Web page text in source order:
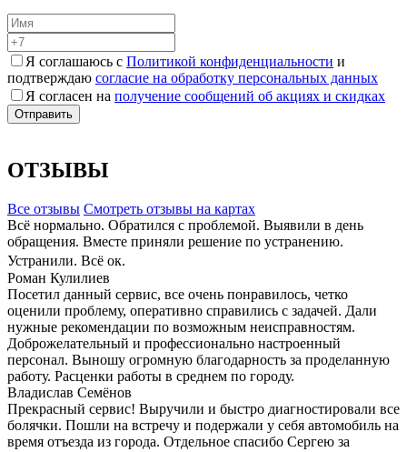
Я соглашаюсь с Политикой конфиденциальности и
подтверждаю согласие на обработку персональных данных
Я согласен на получение сообщений об акциях и скидках
ОТЗЫВЫ
Все отзывы Cмотреть отзывы на картах
Всё нормально. Обратился с проблемой. Выявили в день
обращения. Вместе приняли решение по устранению.
Устранили. Всё ок.
Роман Кулилиев
Посетил данный сервис, все очень понравилось, четко
оценили проблему, оперативно справились с задачей. Дали
нужные рекомендации по возможным неисправностям.
Доброжелательный и профессионально настроенный
персонал. Выношу огромную благодарность за проделанную
работу. Расценки работы в среднем по городу.
Владислав Семёнов
Прекрасный сервис! Выручили и быстро диагностировали все
болячки. Пошли на встречу и подержали у себя автомобиль на
время отъезда из города. Отдельное спасибо Сергею за